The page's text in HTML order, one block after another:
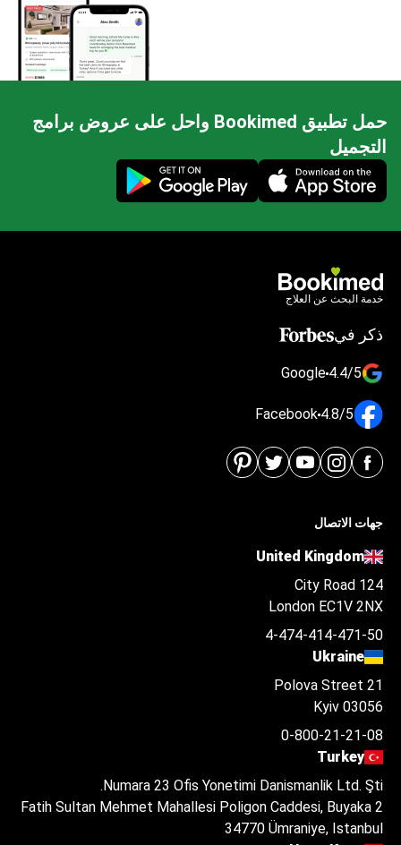
احصل على أفضل Paradontosis خيار علاج لميزانيتك في هنغاريا
احصل على تطابق عيادتك
حمل تطبيق Bookimed واحل على عروض برامج
التجميل
Mobile app illustration
خدمة البحث عن العلاج
ذكر في
4.4/5
Google
4.8/5
Facebook
جهات الاتصال
United Kingdom
124 City Road
London EC1V 2NX
4-474-414-471-50
Ukraine
Polova Street 21
Kyiv 03056
0-800-21-21-08
Turkey
Numara 23 Ofis Yonetimi Danismanlik Ltd. Şti.
Fatih Sultan Mehmet Mahallesi Poligon Caddesi, Buyaka 2
34770 Ümraniye, Istanbul